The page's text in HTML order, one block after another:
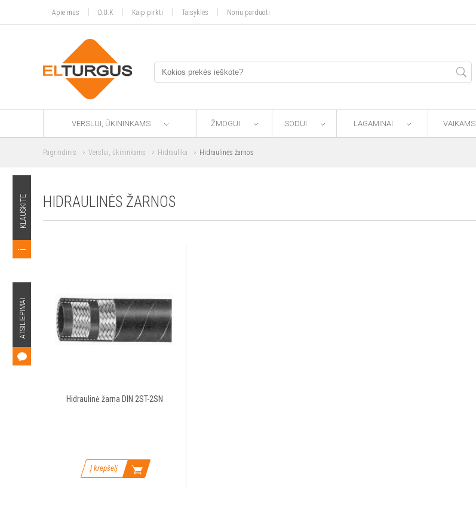
Apie mus D.U.K Kaip pirkti Taisyklės Noriu parduoti
KLAUSKITE
ATSILIEPIMAI
VERSLUI, ŪKININKAMS ŽMOGUI SODUI LAGAMINAI VAIKAMS
Pagrindinis Verslui, ūkininkams Hidraulika Hidraulinės žarnos
HIDRAULINĖS ŽARNOS
Hidraulinė žarna DIN 2ST-2SN
Į krepšelį